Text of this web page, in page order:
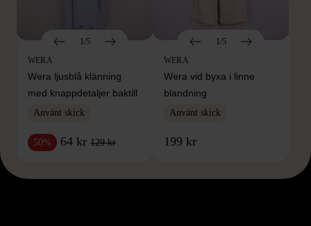
1/5
WERA
Wera ljusblå klänning
med knappdetaljer baktill
Använt skick
50% 64 kr 129 kr
1/5
WERA
Wera vid byxa i linne
blandning
Använt skick
199 kr